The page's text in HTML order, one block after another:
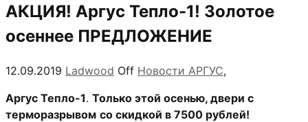
АКЦИЯ! Аргус Тепло-1! Золотое
осеннее ПРЕДЛОЖЕНИЕ
12.09.2019 Ladwood Off Новости АРГУС,
Аргус Тепло-1. Только этой осенью, двери с
терморазрывом со скидкой в 7500 рублей!